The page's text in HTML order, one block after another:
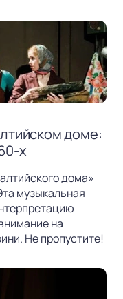
доме:
х
дома»
музыкальная
на
Не пропустите!